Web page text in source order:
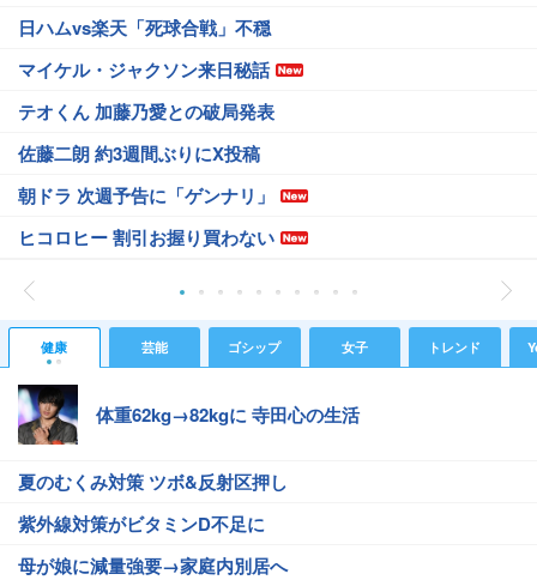
日ハムvs楽天「死球合戦」不穏
マイケル・ジャクソン来日秘話
テオくん 加藤乃愛との破局発表
佐藤二朗 約3週間ぶりにX投稿
朝ドラ 次週予告に「ゲンナリ」
ヒコロヒー 割引お握り買わない
健康 芸能 ゴシップ 女子 トレンド
体重62kg→82kgに 寺田心の生活
夏のむくみ対策 ツボ&反射区押し
紫外線対策がビタミンD不足に
母が娘に減量強要→家庭内別居へ